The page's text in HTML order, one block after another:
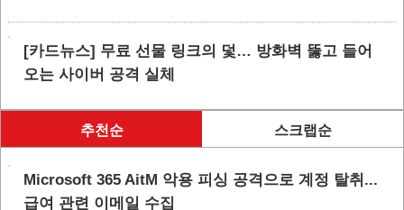
[카드뉴스] 무료 선물 링크의 덫… 방화벽 뚫고 들어
오는 사이버 공격 실체
추천순 스크랩순
Microsoft 365 AitM 악용 피싱 공격으로 계정 탈취...
급여 관련 이메일 수집